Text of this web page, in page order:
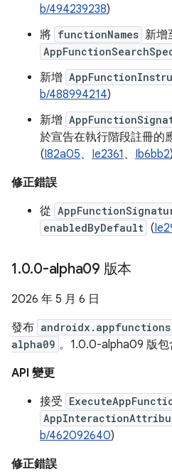
b/494239238)
將 functionNames 新增
新增
b/488994214)
新增
於宣告在執行階段註冊的
(I82a05、 Ie2361 、 Ib6bb2)
修正錯誤
從
enabledByDefault (
1.0.0-alpha09 版本
2026 年 5 月 6 日
發布
alpha09 。1.0.0-alpha09 版包
API 變更
接受
b/462092640)
修正錯誤